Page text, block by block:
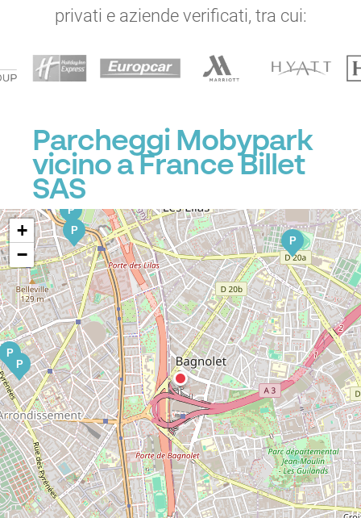
privati e aziende verificati, tra cui:
Parcheggi Mobypark
vicino a France Billet
SAS
P
P
P
P
P
+
−